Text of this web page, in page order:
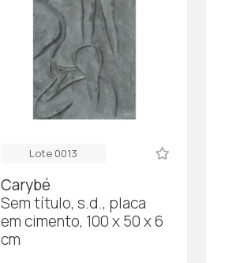
Lote 0013
Carybé
Sem título, s.d., placa
em cimento, 100 x 50 x 6
cm